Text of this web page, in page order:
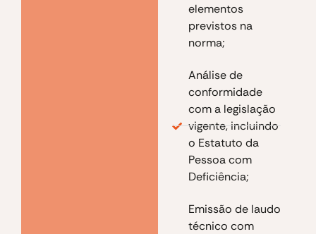
elementos
previstos na
norma;
Análise de
conformidade
com a legislação
vigente, incluindo
o Estatuto da
Pessoa com
Deficiência;
Emissão de laudo
técnico com